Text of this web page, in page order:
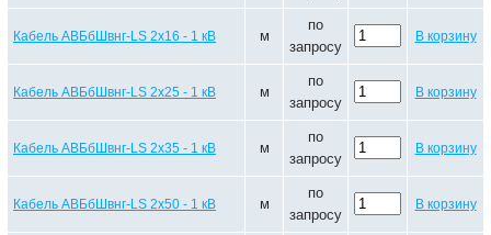
Кабель АВБбШвнг-LS 2х16 - 1 кВ м
по
запросу
В корзину
Кабель АВБбШвнг-LS 2х25 - 1 кВ м
по
запросу
В корзину
Кабель АВБбШвнг-LS 2х35 - 1 кВ м
по
запросу
В корзину
Кабель АВБбШвнг-LS 2х50 - 1 кВ м
по
запросу
В корзину